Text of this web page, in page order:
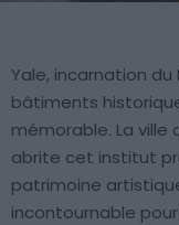
Yale, incarnation
bâtiments
mémorable. La ville
abrite cet institut
patrimoine
incontournable